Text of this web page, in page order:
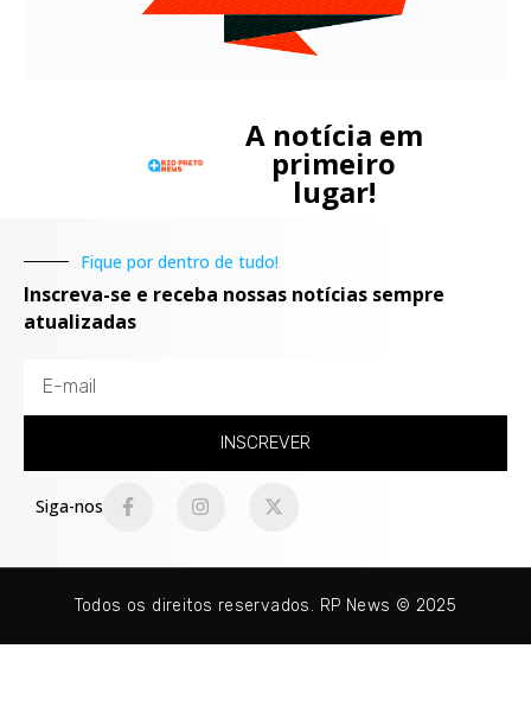
A notícia em
primeiro
lugar!
Fique por dentro de tudo!
Inscreva-se e receba nossas notícias sempre
atualizadas
INSCREVER
Siga-nos
Todos os direitos reservados. RP News © 2025